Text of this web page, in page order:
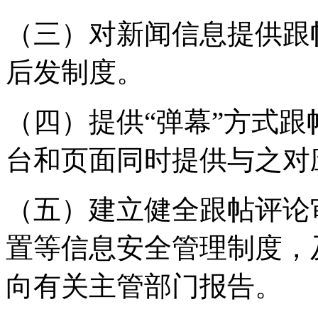
（三）对新闻信息提供
后发制度。
（四）提供“弹幕”方式
台和页面同时提供与之
（五）建立健全跟帖评
置等信息安全管理制度
向有关主管部门报告。